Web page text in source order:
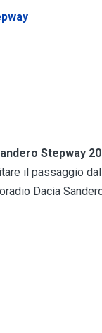
Stepway
il passaggio
Dacia